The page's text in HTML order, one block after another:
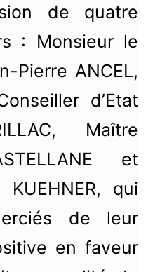
de quatre
: Monsieur le
Pierre ANCEL,
d’Etat
Maître
et
qui
de leur
en faveur